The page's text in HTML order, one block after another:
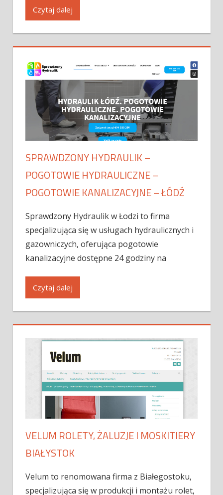
Czytaj dalej
SPRAWDZONY HYDRAULIK –
POGOTOWIE HYDRAULICZNE –
POGOTOWIE KANALIZACYJNE – ŁÓDŹ
Sprawdzony Hydraulik w Łodzi to firma
specjalizująca się w usługach hydraulicznych i
gazowniczych, oferująca pogotowie
kanalizacyjne dostępne 24 godziny na
Czytaj dalej
VELUM ROLETY, ŻALUZJE I MOSKITIERY
BIAŁYSTOK
Velum to renomowana firma z Białegostoku,
specjalizująca się w produkcji i montażu rolet,